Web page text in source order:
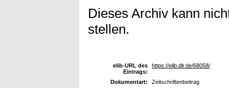
Dieses Archiv kann
stellen.
elib-URL des
Eintrags:
https://elib.dlr.de/68058/
Dokumentart:
Zeitschriftenbeitrag